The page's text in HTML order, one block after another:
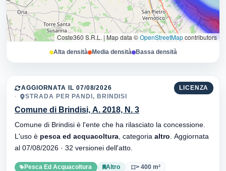
Coste360 S.R.L. | Map data ©OpenStreetMapcontributors
Alta densità Media densità Bassa densità
LICENZA
AGGIORNATA IL 07/08/2026
STRADA PER PANDI, BRINDISI
Comune di Brindisi, A. 2018, N. 3
Comune di Brindisi è l'ente che ha rilasciato la concessione.
L'uso è pesca ed acquacoltura , categoria altro
al 07/08/2026 · 32 versionei dell'atto.
Pesca Ed Acquacoltura Altro
> 400 m²